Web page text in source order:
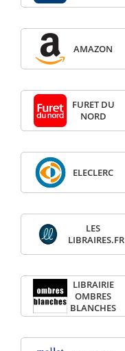
AMAZON
FURET DU
NORD
ELECLERC
LES
LIBRAIRES.FR
LIBRAIRIE
OMBRES
BLANCHES